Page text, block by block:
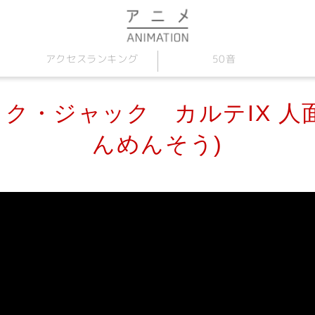
アクセス ランキング 50音
ク・ジャック カルテIX 人
んめんそう)